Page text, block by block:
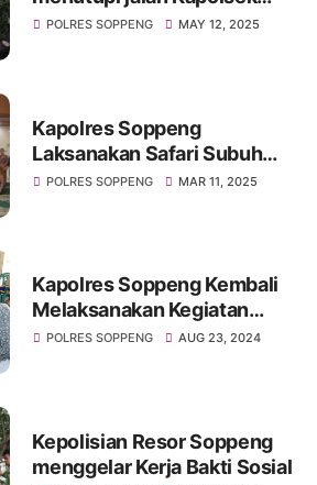
Marioriawa langsun turun
POLRES SOPPENG MAY 12, 2025
Kapolres Soppeng
Laksanakan Safari Subuh
Ramadhan di Mesjid Baitul
POLRES SOPPENG MAR 11, 2025
Kapolres Soppeng Kembali
Melaksanakan Kegiatan
Bakti Sosial
POLRES SOPPENG AUG 23, 2024
Kepolisian Resor Soppeng
menggelar Kerja Bakti Sosial